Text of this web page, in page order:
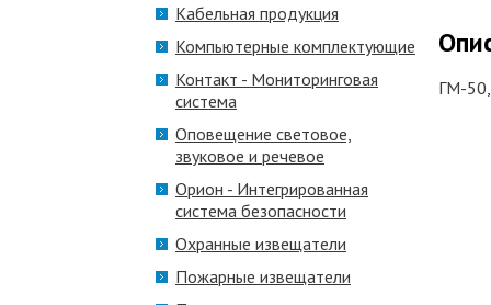
ГМ-50,
Кабельная продукция
Компьютерные комплектующие
Контакт - Мониторинговая
система
Оповещение световое,
звуковое и речевое
Орион - Интегрированная
система безопасности
Охранные извещатели
Пожарные извещатели